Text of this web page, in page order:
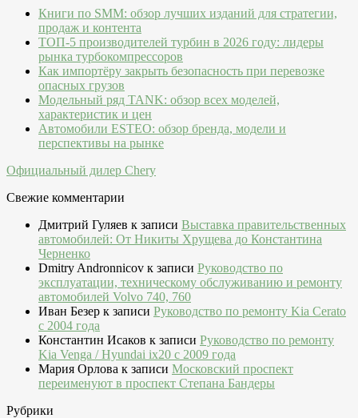
Книги по SMM: обзор лучших изданий для стратегии,
продаж и контента
ТОП-5 производителей турбин в 2026 году: лидеры
рынка турбокомпрессоров
Как импортёру закрыть безопасность при перевозке
опасных грузов
Модельный ряд TANK: обзор всех моделей,
характеристик и цен
Автомобили ESTEO: обзор бренда, модели и
перспективы на рынке
Официальный дилер Chery
Свежие комментарии
Дмитрий Гуляев к записи Выставка правительственных
автомобилей: От Никиты Хрущева до Константина
Черненко
Dmitry Andronnicov к записи Руководство по
эксплуатации, техническому обслуживанию и ремонту
автомобилей Volvo 740, 760
Иван Безер к записи Руководство по ремонту Kia Cerato
c 2004 года
Константин Исаков к записи Руководство по ремонту
Kia Venga / Hyundai ix20 c 2009 года
Мария Орлова к записи Московский проспект
переименуют в проспект Степана Бандеры
Рубрики